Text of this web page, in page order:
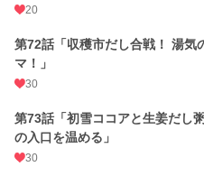
20
第72話「収穫市だし合戦！ 湯気
マ！」
30
第73話「初雪ココアと生姜だし
の入口を温める」
30